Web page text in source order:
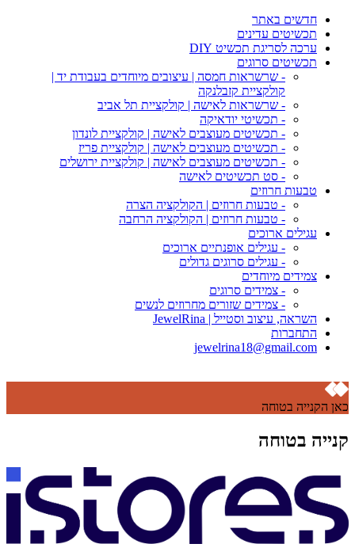
חדשים באתר
תכשיטים עדינים
ערכה לסריגת תכשיט DIY
תכשיטים סרוגים
- שרשראות חמסה | עיצובים מיוחדים בעבודת יד |
קולקציית קזבלנקה
- שרשראות לאישה | קולקציית תל אביב
- תכשיטי יודאיקה
- תכשיטים מעוצבים לאישה | קולקציית לונדון
- תכשיטים מעוצבים לאישה | קולקציית פריז
- תכשיטים מעוצבים לאישה | קולקציית ירושלים
- סט תכשיטים לאישה
טבעות חרוזים
- טבעות חרוזים | הקולקציה הצרה
- טבעות חרוזים | הקולקציה הרחבה
עגילים ארוכים
- עגילים אופנתיים ארוכים
- עגילים סרוגים גדולים
צמידים מיוחדים
- צמידים סרוגים
- צמידים שזורים מחרוזים לנשים
השראה, עיצוב וסטייל | JewelRina
התחברות
jewelrina18@gmail.com
כאן הקנייה בטוחה
קנייה בטוחה